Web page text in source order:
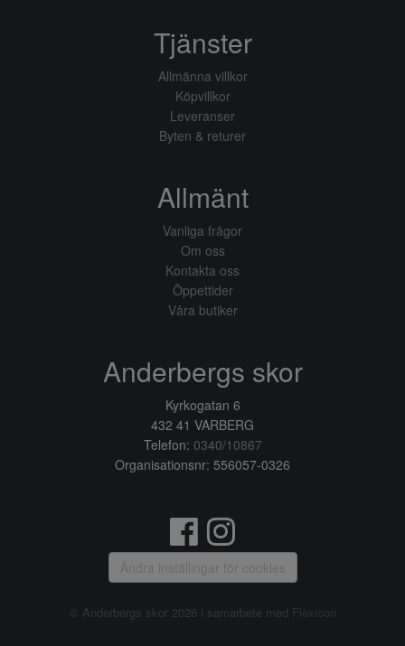
Tjänster
Allmänna villkor
Köpvillkor
Leveranser
Byten & returer
Allmänt
Vanliga frågor
Om oss
Kontakta oss
Öppettider
Våra butiker
Anderbergs skor
Kyrkogatan 6
432 41 VARBERG
Telefon: 0340/10867
Organisationsnr: 556057-0326
Ändra inställingar för cookies
© Anderbergs skor 2026 i samarbete med Flexicon